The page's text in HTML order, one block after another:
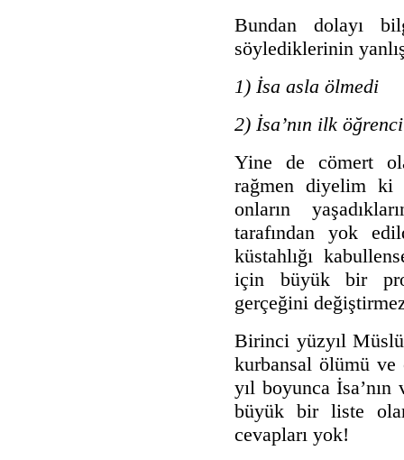
Bundan dolayı
söylediklerinin
1) İsa asla ölmedi
2) İsa’nın ilk
Yine de cömert
rağmen diyelim ki
onların
tarafından yok
küstahlığı
için büyük bir
gerçeğini
Birinci yüzyıl
kurbansal ölümü ve
yıl boyunca
büyük bir liste
cevapları yok!